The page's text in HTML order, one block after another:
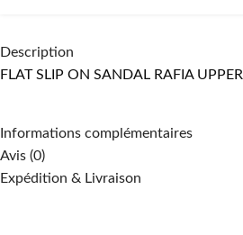
Description
FLAT SLIP ON SANDAL RAFIA UPPER
Informations complémentaires
Avis (0)
Expédition & Livraison